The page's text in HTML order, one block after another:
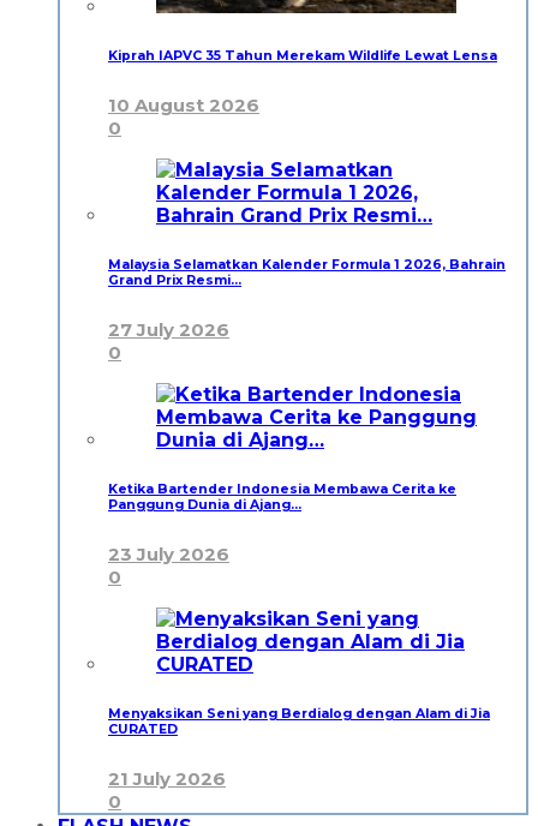
Kiprah IAPVC 35 Tahun Merekam Wildlife Lewat Lensa
10 August 2026
0
Malaysia Selamatkan Kalender Formula 1 2026, Bahrain
Grand Prix Resmi…
27 July 2026
0
Ketika Bartender Indonesia Membawa Cerita ke
Panggung Dunia di Ajang…
23 July 2026
0
Menyaksikan Seni yang Berdialog dengan Alam di Jia
CURATED
21 July 2026
0